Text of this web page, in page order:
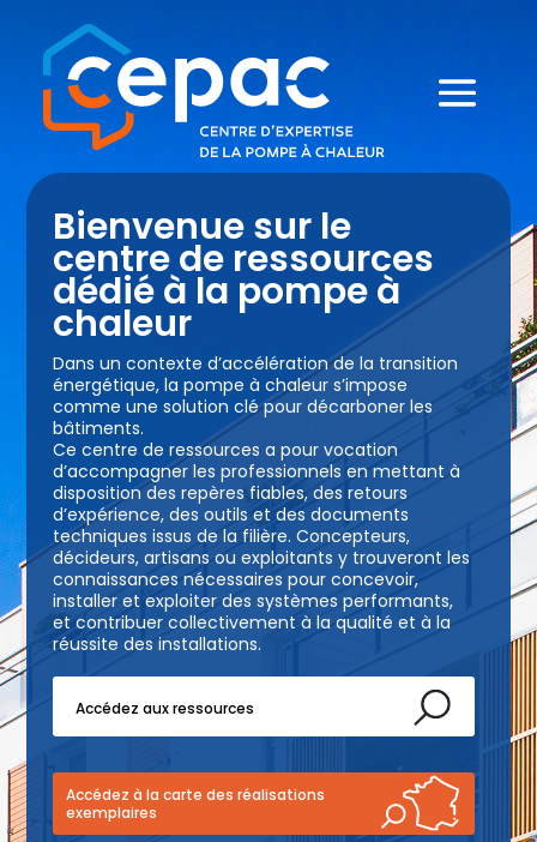
Bienvenue sur le
centre de ressources
dédié à la pompe à
chaleur
Dans un contexte d’accélération de la transition
énergétique, la pompe à chaleur s’impose
comme une solution clé pour décarboner les
bâtiments.
Ce centre de ressources a pour vocation
d’accompagner les professionnels en mettant à
disposition des repères fiables, des retours
d’expérience, des outils et des documents
techniques issus de la filière. Concepteurs,
décideurs, artisans ou exploitants y trouveront les
connaissances nécessaires pour concevoir,
installer et exploiter des systèmes performants,
et contribuer collectivement à la qualité et à la
réussite des installations.
Accédez aux ressources
Accédez à la carte des réalisations
exemplaires